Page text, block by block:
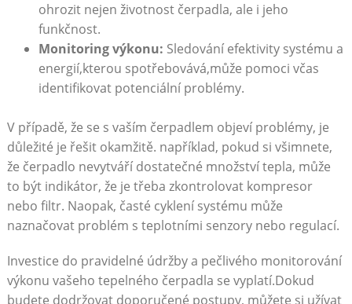
ohrozit nejen‌ životnost ‌čerpadla, ale i jeho
funkčnost.
Monitoring výkonu: ⁤Sledování efektivity​ systému a
energií,kterou spotřebovává,může pomoci včas
identifikovat potenciální ​problémy.
V⁣ případě, že⁢ se s vaším čerpadlem objeví​ problémy, je⁣
důležité je řešit okamžitě. například,⁣ pokud ⁣si všimnete,
že čerpadlo nevytváří ‌dostatečné ‍množství tepla, může
to být ‌indikátor, ⁤že je třeba zkontrolovat kompresor
nebo​ filtr. Naopak, časté cyklení systému‍ může‌
naznačovat problém s ⁢teplotními senzory ⁣nebo ‍regulací.
Investice do pravidelné‍ údržby‍ a pečlivého monitorování
výkonu vašeho tepelného⁣ čerpadla se vyplatí.Dokud
⁢budete dodržovat ⁣doporučené ‌postupy, můžete si užívat